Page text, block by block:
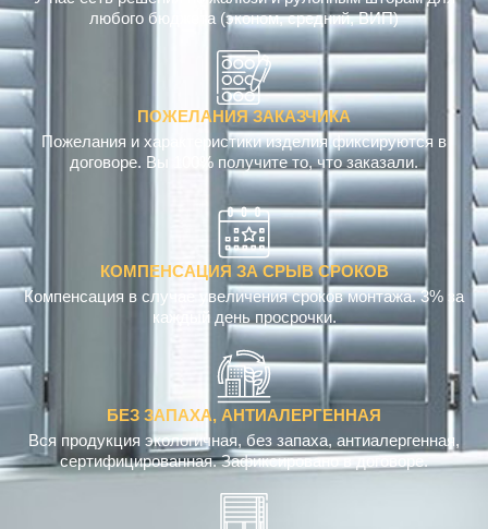
ПОЖЕЛАНИЯ ЗАКАЗЧИКА
Пожелания и характеристики изделия фиксируются в
договоре. Вы 100% получите то, что заказали.
КОМПЕНСАЦИЯ ЗА СРЫВ СРОКОВ
Компенсация в случае увеличения сроков монтажа. 3% за
каждый день просрочки.
БЕЗ ЗАПАХА, АНТИАЛЕРГЕННАЯ
Вся продукция экологичная, без запаха, антиалергенная,
сертифицированная. Зафиксировано в договоре.
УСТРАНЕНИЕ ДЕФЕКТОВ